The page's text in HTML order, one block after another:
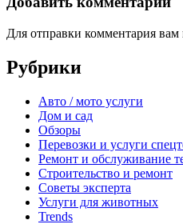
Для отправки комментария вам
Рубрики
Авто / мото услуги
Дом и сад
Обзоры
Перевозки и услуги
Ремонт и обслуживание
Строительство и ремонт
Советы эксперта
Услуги для животных
Trends